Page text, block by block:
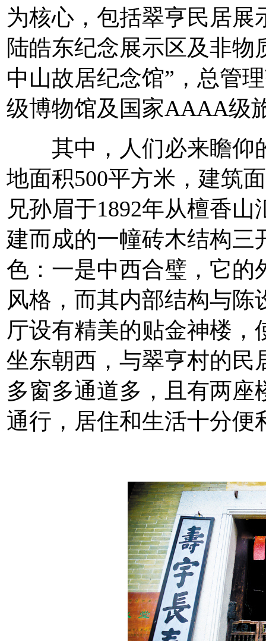
为核心，包括翠亨民居
陆皓东纪念展示区及非物
中山故居纪念馆”，总管
级博物馆及国家AAAA级
其中，人们必来瞻仰
地面积500平方米，建筑
兄孙眉于1892年从檀香
建而成的一幢砖木结构三
色：一是中西合璧，它的
风格，而其内部结构与
厅设有精美的贴金神楼
坐东朝西，与翠亨村的民
多窗多通道多，且有两
通行，居住和生活十分便